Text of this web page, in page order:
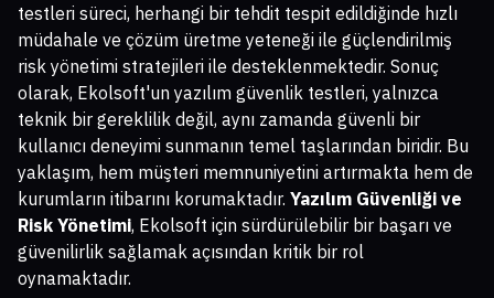
testleri süreci, herhangi bir tehdit tespit edildiğinde hızlı
müdahale ve çözüm üretme yeteneği ile güçlendirilmiş
risk yönetimi stratejileri ile desteklenmektedir. Sonuç
olarak, Ekolsoft'un yazılım güvenlik testleri, yalnızca
teknik bir gereklilik değil, aynı zamanda güvenli bir
kullanıcı deneyimi sunmanın temel taşlarından biridir. Bu
yaklaşım, hem müşteri memnuniyetini artırmakta hem de
kurumların itibarını korumaktadır. Yazılım Güvenliği ve
Risk Yönetimi, Ekolsoft için sürdürülebilir bir başarı ve
güvenilirlik sağlamak açısından kritik bir rol
oynamaktadır.